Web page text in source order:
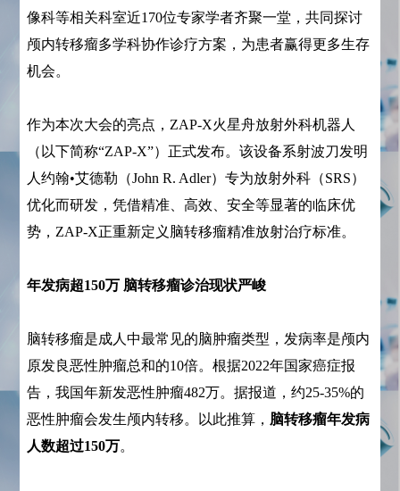
像科等相关科室近170位专家学者齐聚一堂，共同探讨
颅内转移瘤多学科协作诊疗方案，为患者赢得更多生存
机会。
作为本次大会的亮点，ZAP-X火星舟放射外科机器人
（以下简称“ZAP-X”）正式发布。该设备系射波刀发明
人约翰•艾德勒（John R. Adler）专为放射外科（SRS）
优化而研发，凭借精准、高效、安全等显著的临床优
势，ZAP-X正重新定义脑转移瘤精准放射治疗标准。
年发病超150万 脑转移瘤诊治现状严峻
脑转移瘤是成人中最常见的脑肿瘤类型，发病率是颅内
原发良恶性肿瘤总和的10倍。根据2022年国家癌症报
告，我国年新发恶性肿瘤482万。据报道，约25-35%的
恶性肿瘤会发生颅内转移。以此推算， 脑转移瘤年发病
人数超过150万。